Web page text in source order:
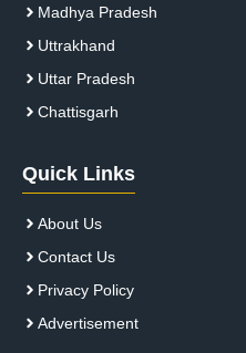
Madhya Pradesh
Uttrakhand
Uttar Pradesh
Chattisgarh
Quick Links
About Us
Contact Us
Privacy Policy
Advertisement